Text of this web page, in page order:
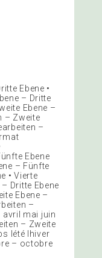
Ebene •
– Dritte
Ebene –
– Zweite
–
Ebene
– Fünfte
• Vierte
Dritte Ebene
Ebene –
–
avril mai juin
– Zweite
lété lhiver
– octobre